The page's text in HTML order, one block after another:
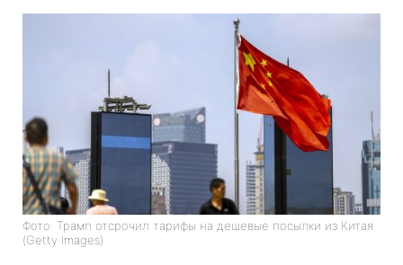
Фото: Трамп отсрочил тарифы на дешевые посылки из Китая
(Getty Images)